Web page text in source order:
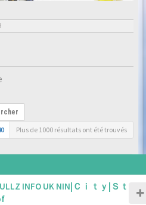
Plus de 1000 résultats ont été trouvés
INFO UK NIN|Ｃｉｔｙ|Ｓｔ